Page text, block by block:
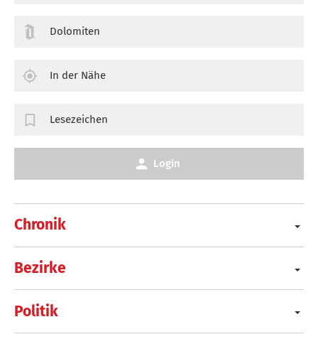
Chronik
Bezirke
Politik
Dolomiten
In der Nähe
Lesezeichen
Login